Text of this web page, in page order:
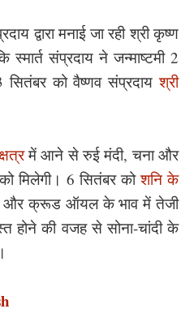
द्वारा मनाई जा रही श्री कृष्ण
स्मार्त संप्रदाय ने जन्माष्टमी 2
को वैष्णव संप्रदायश्री
में आने से रुई मंदी, चना और
मिलेगी। 6 सितंबर कोशनि के
और क्रूड ऑयल के भाव में तेजी
होने की वजह से सोना-चांदी के